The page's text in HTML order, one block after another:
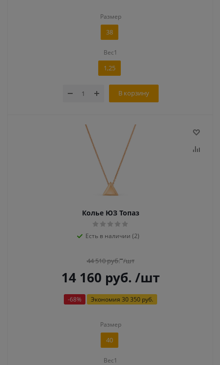
Размер
38
Вес1
1,25
В корзину
Колье ЮЗ Топаз
Есть в наличии (2)
44 510руб. /шт
14 160 руб. /шт
-68% Экономия 30 350 руб.
Размер
40
Вес1